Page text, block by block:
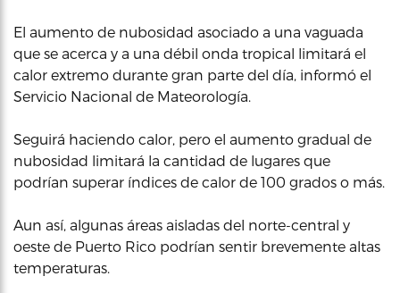
El aumento de nubosidad asociado a una vaguada
que se acerca y a una débil onda tropical limitará el
calor extremo durante gran parte del día, informó el
Servicio Nacional de Mateorología.
Seguirá haciendo calor, pero el aumento gradual de
nubosidad limitará la cantidad de lugares que
podrían superar índices de calor de 100 grados o más.
Aun así, algunas áreas aisladas del norte-central y
oeste de Puerto Rico podrían sentir brevemente altas
temperaturas.